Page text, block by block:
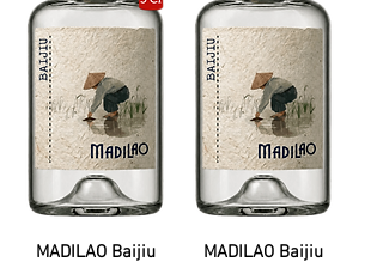
MADILAO Baijiu
MADILAO Baijiu